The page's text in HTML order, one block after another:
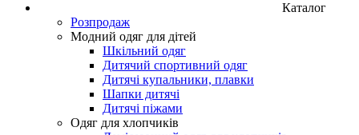
Каталог
Розпродаж
Модний одяг для дітей
Шкільний одяг
Дитячий спортивний одяг
Дитячі купальники, плавки
Шапки дитячі
Дитячі піжами
Одяг для хлопчиків